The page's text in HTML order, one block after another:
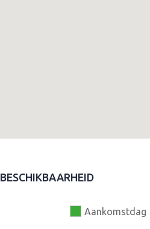
BESCHIKBAARHEID
Aankomstdag